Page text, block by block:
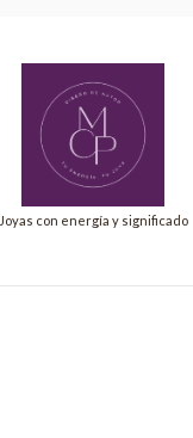
Joyas con energía y significado